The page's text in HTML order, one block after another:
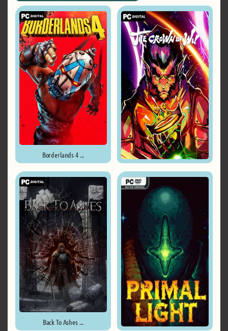
Borderlands 4 ...
Back To Ashes ...